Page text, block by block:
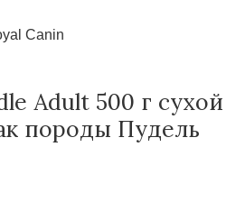
Canin
Adult 500 г сухой
породы Пудель